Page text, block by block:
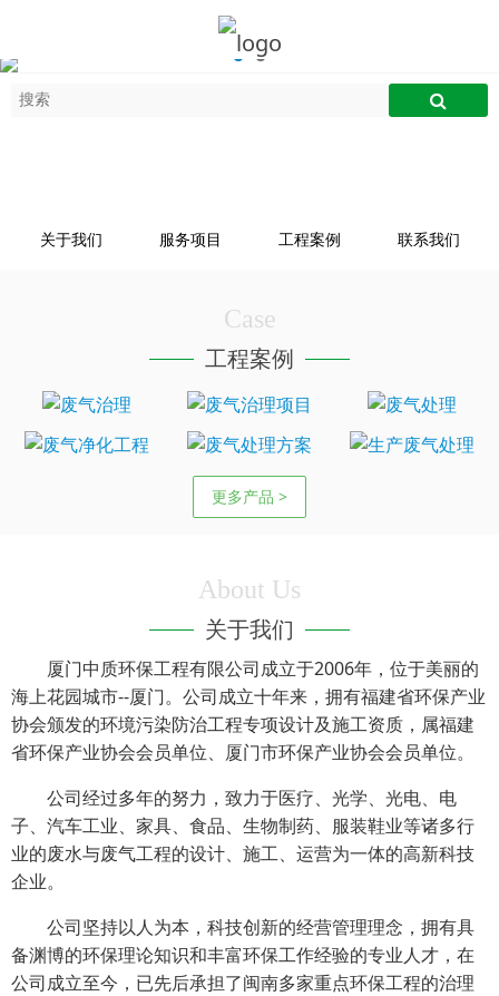
关于我们 服务项目 工程案例 联系我们
Case
工程案例
更多产品 >
About Us
关于我们
厦门中质环保工程有限公司成立于2006年，位于美丽的
海上花园城市--厦门。公司成立十年来，拥有福建省环保产业
协会颁发的环境污染防治工程专项设计及施工资质，属福建
省环保产业协会会员单位、厦门市环保产业协会会员单位。
公司经过多年的努力，致力于医疗、光学、光电、电
子、汽车工业、家具、食品、生物制药、服装鞋业等诸多行
业的废水与废气工程的设计、施工、运营为一体的高新科技
企业。
公司坚持以人为本，科技创新的经营管理理念，拥有具
备渊博的环保理论知识和丰富环保工作经验的专业人才，在
公司成立至今，已先后承担了闽南多家重点环保工程的治理